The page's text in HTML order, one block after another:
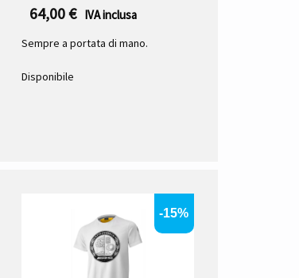
64,00€ IVA inclusa
Sempre a portata di mano.
Disponibile
-15%